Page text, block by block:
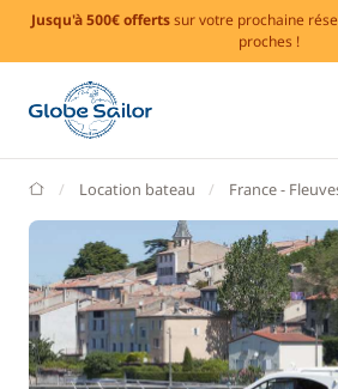
Jusqu'à 500€ offertssur votre prochaine
proches !
GlobeSailor
Location bateau France -